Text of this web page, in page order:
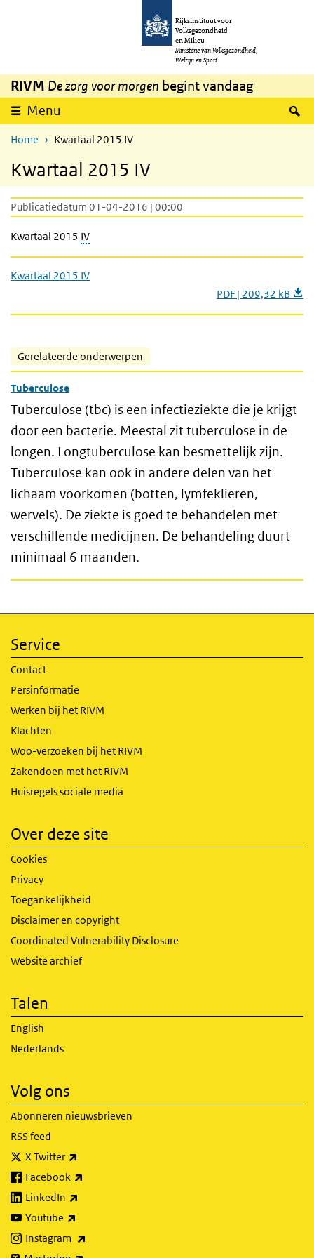
Overslaan en naar de inhoud gaan
Rijksinstituut voor
Volksgezondheid
en Milieu
Ministerie van Volksgezondheid,
Welzijn en Sport
RIVM De zorg voor morgen begint vandaag
Menu
Home Kwartaal 2015 IV
Kwartaal 2015 IV
Publicatiedatum 01-04-2016 | 00:00
Kwartaal 2015 IV
Kwartaal 2015 IV
PDF | 209,32 kB
Gerelateerde onderwerpen
Tuberculose
Tuberculose (tbc) is een infectieziekte die je krijgt
door een bacterie. Meestal zit tuberculose in de
longen. Longtuberculose kan besmettelijk zijn.
Tuberculose kan ook in andere delen van het
lichaam voorkomen (botten, lymfeklieren,
wervels). De ziekte is goed te behandelen met
verschillende medicijnen. De behandeling duurt
minimaal 6 maanden.
Service
Contact
Persinformatie
Werken bij het RIVM
Klachten
Woo-verzoeken bij het RIVM
Zakendoen met het RIVM
Huisregels sociale media
Over deze site
Cookies
Privacy
Toegankelijkheid
Disclaimer en copyright
Coordinated Vulnerability Disclosure
Website archief
Talen
English
Nederlands
Volg ons
Abonneren nieuwsbrieven
RSS feed
X Twitter
Facebook
LinkedIn
Youtube
Instagram